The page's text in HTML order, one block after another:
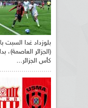
كأس الجزائر...